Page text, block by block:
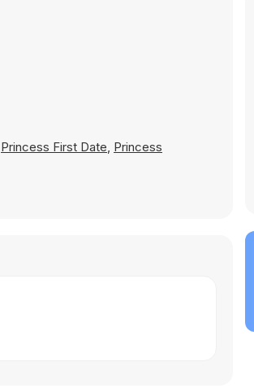
Princess First Date, Princess